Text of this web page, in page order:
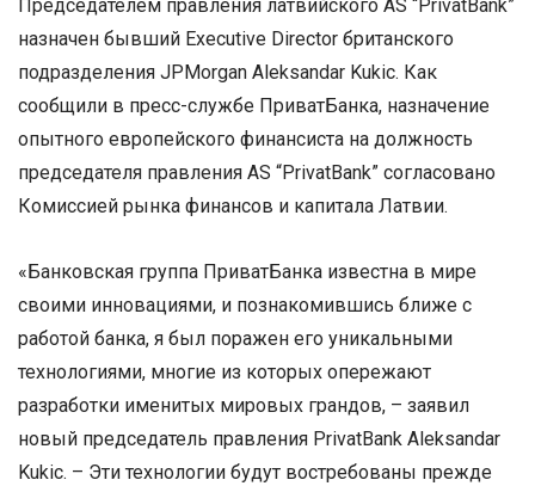
Председателем правления латвийского AS “PrivatBank”
назначен бывший Executive Director британского
подразделения JPMorgan Aleksandar Kukic. Как
сообщили в пресс-службе ПриватБанка, назначение
опытного европейского финансиста на должность
председателя правления AS “PrivatBank” согласовано
Комиссией рынка финансов и капитала Латвии.
«Банковская группа ПриватБанка известна в мире
своими инновациями, и познакомившись ближе с
работой банка, я был поражен его уникальными
технологиями, многие из которых опережают
разработки именитых мировых грандов, – заявил
новый председатель правления PrivatBank Aleksandar
Kukic. – Эти технологии будут востребованы прежде